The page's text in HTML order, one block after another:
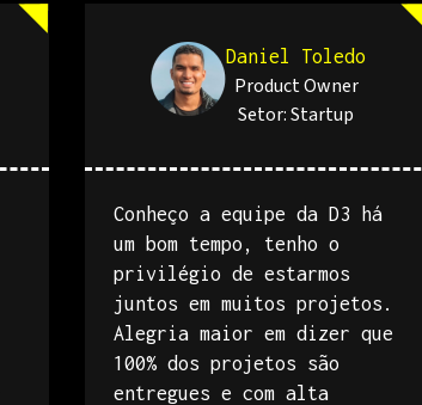
Daniel Toledo
Product Owner
Setor:Startup
Conheço a equipe da D3 há
um bom tempo, tenho o
privilégio de estarmos
juntos em muitos projetos.
Alegria maior em dizer que
100% dos projetos são
entregues e com alta